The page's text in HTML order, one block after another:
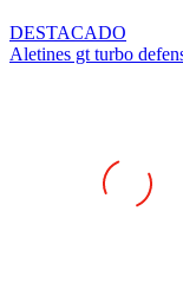
DESTACADO
Aletines gt turbo